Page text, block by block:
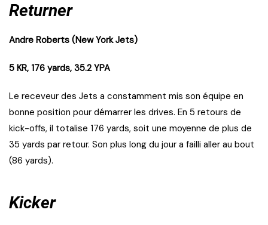
Returner
Andre Roberts (New York Jets)
5 KR, 176 yards, 35.2 YPA
Le receveur des Jets a constamment mis son équipe en
bonne position pour démarrer les drives. En 5 retours de
kick-offs, il totalise 176 yards, soit une moyenne de plus de
35 yards par retour. Son plus long du jour a failli aller au bout
(86 yards).
Kicker